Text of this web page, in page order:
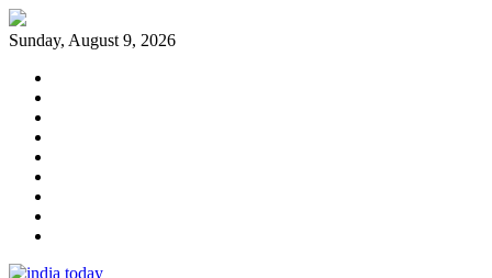
Skip
to
Sunday, August 9, 2026